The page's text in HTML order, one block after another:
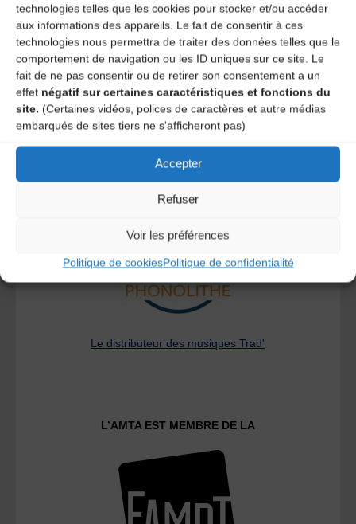
technologies telles que les cookies pour stocker et/ou accéder
aux informations des appareils. Le fait de consentir à ces
technologies nous permettra de traiter des données telles que le
comportement de navigation ou les ID uniques sur ce site. Le
fait de ne pas consentir ou de retirer son consentement a un
effet négatif sur certaines caractéristiques et fonctions du
site. (Certaines vidéos, polices de caractères et autre médias
embarqués de sites tiers ne s'afficheront pas)
Accepter
Refuser
Voir les préférences
Politique de cookiesPolitique de confidentialité
commentaires sont traitées.
A DECOUVRIR :
Le distributeur des musiques Trad'
L’AMTA EST MEMBRE DE LA